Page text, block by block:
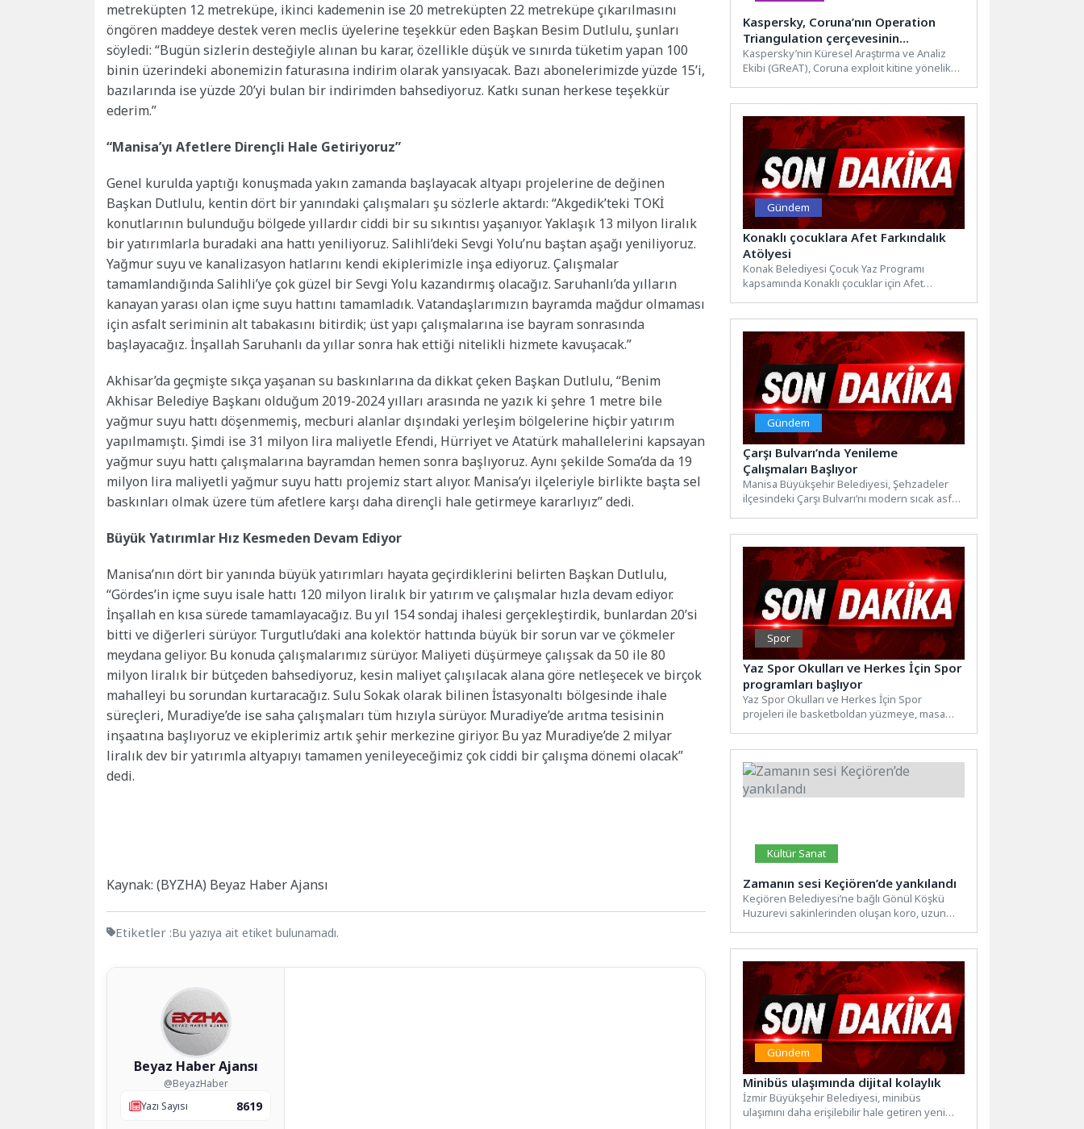
metreküpten 12 metreküpe, ikinci kademenin ise 20 metreküpten 22 metreküpe çıkarılmasını
öngören maddeye destek veren meclis üyelerine teşekkür eden Başkan Besim Dutlulu, şunları
söyledi: “Bugün sizlerin desteğiyle alınan bu karar, özellikle düşük ve sınırda tüketim yapan 100
binin üzerindeki abonemizin faturasına indirim olarak yansıyacak. Bazı abonelerimizde yüzde 15’i,
bazılarında ise yüzde 20’yi bulan bir indirimden bahsediyoruz. Katkı sunan herkese teşekkür
ederim.”
“Manisa’yı Afetlere Dirençli Hale Getiriyoruz”
Genel kurulda yaptığı konuşmada yakın zamanda başlayacak altyapı projelerine de değinen
Başkan Dutlulu, kentin dört bir yanındaki çalışmaları şu sözlerle aktardı: “Akgedik’teki TOKİ
konutlarının bulunduğu bölgede yıllardır ciddi bir su sıkıntısı yaşanıyor. Yaklaşık 13 milyon liralık
bir yatırımlarla buradaki ana hattı yeniliyoruz. Salihli’deki Sevgi Yolu’nu baştan aşağı yeniliyoruz.
Yağmur suyu ve kanalizasyon hatlarını kendi ekiplerimizle inşa ediyoruz. Çalışmalar
tamamlandığında Salihli’ye çok güzel bir Sevgi Yolu kazandırmış olacağız. Saruhanlı’da yılların
kanayan yarası olan içme suyu hattını tamamladık. Vatandaşlarımızın bayramda mağdur olmaması
için asfalt seriminin alt tabakasını bitirdik; üst yapı çalışmalarına ise bayram sonrasında
başlayacağız. İnşallah Saruhanlı da yıllar sonra hak ettiği nitelikli hizmete kavuşacak.”
Akhisar’da geçmişte sıkça yaşanan su baskınlarına da dikkat çeken Başkan Dutlulu, “Benim
Akhisar Belediye Başkanı olduğum 2019-2024 yılları arasında ne yazık ki şehre 1 metre bile
yağmur suyu hattı döşenmemiş, mecburi alanlar dışındaki yerleşim bölgelerine hiçbir yatırım
yapılmamıştı. Şimdi ise 31 milyon lira maliyetle Efendi, Hürriyet ve Atatürk mahallelerini kapsayan
yağmur suyu hattı çalışmalarına bayramdan hemen sonra başlıyoruz. Aynı şekilde Soma’da da 19
milyon lira maliyetli yağmur suyu hattı projemiz start alıyor. Manisa’yı ilçeleriyle birlikte başta sel
baskınları olmak üzere tüm afetlere karşı daha dirençli hale getirmeye kararlıyız” dedi.
Büyük Yatırımlar Hız Kesmeden Devam Ediyor
Manisa’nın dört bir yanında büyük yatırımları hayata geçirdiklerini belirten Başkan Dutlulu,
“Gördes’in içme suyu isale hattı 120 milyon liralık bir yatırım ve çalışmalar hızla devam ediyor.
İnşallah en kısa sürede tamamlayacağız. Bu yıl 154 sondaj ihalesi gerçekleştirdik, bunlardan 20’si
bitti ve diğerleri sürüyor. Turgutlu’daki ana kolektör hattında büyük bir sorun var ve çökmeler
meydana geliyor. Bu konuda çalışmalarımız sürüyor. Maliyeti düşürmeye çalışsak da 50 ile 80
milyon liralık bir bütçeden bahsediyoruz, kesin maliyet çalışılacak alana göre netleşecek ve birçok
mahalleyi bu sorundan kurtaracağız. Sulu Sokak olarak bilinen İstasyonaltı bölgesinde ihale
süreçleri, Muradiye’de ise saha çalışmaları tüm hızıyla sürüyor. Muradiye’de arıtma tesisinin
inşaatına başlıyoruz ve ekiplerimiz artık şehir merkezine giriyor. Bu yaz Muradiye’de 2 milyar
liralık dev bir yatırımla altyapıyı tamamen yenileyeceğimiz çok ciddi bir çalışma dönemi olacak”
dedi.
Kaynak: (BYZHA) Beyaz Haber Ajansı
Etiketler :Bu yazıya ait etiket bulunamadı.
Beyaz Haber Ajansı
@BeyazHaber
Yazı Sayısı
8619
Kaspersky, Coruna’nın Operation
Triangulation çerçevesinin
güncellenmiş versiyonu olduğunu
tespit etti
Kaspersky’nin Küresel Araştırma ve Analiz
Ekibi (GReAT), Coruna exploit kitine yönelik
Gündem
Konaklı çocuklara Afet Farkındalık
Atölyesi
Konak Belediyesi Çocuk Yaz Programı
kapsamında Konaklı çocuklar için Afet
Gündem
Çarşı Bulvarı’nda Yenileme
Çalışmaları Başlıyor
Manisa Büyükşehir Belediyesi, Şehzadeler
ilçesindeki Çarşı Bulvarı’nı modern sıcak asfalt
Spor
Yaz Spor Okulları ve Herkes İçin Spor
programları başlıyor
Yaz Spor Okulları ve Herkes İçin Spor
projeleri ile basketboldan yüzmeye, masa
Kültür Sanat
Zamanın sesi Keçiören’de yankılandı
Keçiören Belediyesi’ne bağlı Gönül Köşkü
Huzurevi sakinlerinden oluşan koro, uzun
Gündem
Minibüs ulaşımında dijital kolaylık
İzmir Büyükşehir Belediyesi, minibüs
ulaşımını daha erişilebilir hale getiren yeni